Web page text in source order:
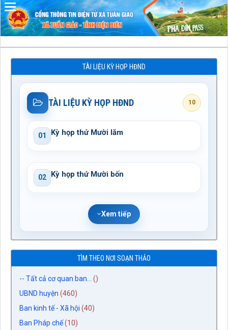
TÀI LIỆU KỲ HỌP HĐND
TÀI LIỆU KỲ HỌP HĐND 10
01 Kỳ họp thứ Mười lăm
02 Kỳ họp thứ Mười bốn
Xem tiếp
TÌM THEO NƠI SOẠN THẢO
-- Tất cả cơ quan ban...
()
UBND huyện (460)
Ban kinh tế - Xã hội (40)
Ban Pháp chế(10)
Đã kết nối EMC